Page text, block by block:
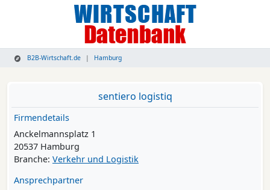
B2B-Wirtschaft.de Hamburg
sentiero logistiq
Firmendetails
Anckelmannsplatz 1
20537 Hamburg
Branche: Verkehr und Logistik
Ansprechpartner